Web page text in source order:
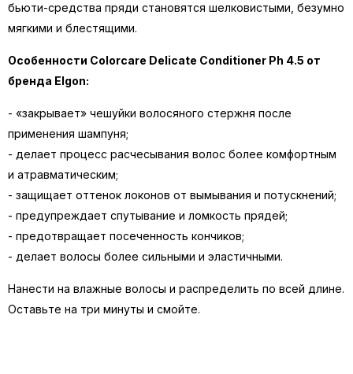
бьюти-средства пряди становятся шелковистыми, безумно
мягкими и блестящими.
Особенности Colorcare Delicate Conditioner Ph 4.5 от
бренда Elgon:
- «закрывает» чешуйки волосяного стержня после
применения шампуня;
- делает процесс расчесывания волос более комфортным
и атравматическим;
- защищает оттенок локонов от вымывания и потускнений;
- предупреждает спутывание и ломкость прядей;
- предотвращает посеченность кончиков;
- делает волосы более сильными и эластичными.
Нанести на влажные волосы и распределить по всей длине.
Оставьте на три минуты и смойте.